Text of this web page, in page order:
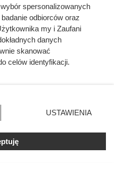
persinę! Ten
być
pułapka?
jakie ma wartości i jak
spersonalizowanych
odbiorców oraz
my i Zaufani
danych
skanować
celów identyfikacji.
ustawień prywatności
rogu strony
nie wymagają zgody
sprzeciwić się takiemu
miały zastosowania tylko
USTAWIENIA